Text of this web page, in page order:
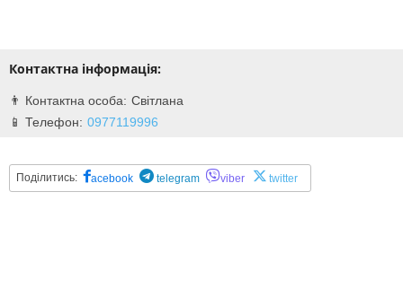
Контактна інформація:
Світлана
0977119996
Поділитись: acebook telegram viber twitter